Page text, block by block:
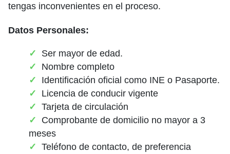
tengas inconvenientes en el proceso.
Datos Personales:
Ser mayor de edad.
Nombre completo
Identificación oficial como INE o Pasaporte.
Licencia de conducir vigente
Tarjeta de circulación
Comprobante de domicilio no mayor a 3
meses
Teléfono de contacto, de preferencia